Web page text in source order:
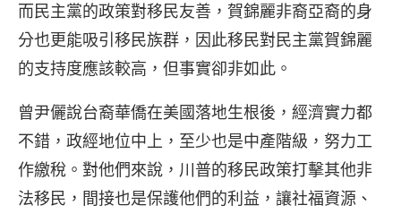
而民主黨的政策對移民友善，賀錦麗非裔亞裔的身
分也更能吸引移民族群，因此移民對民主黨賀錦麗
的支持度應該較高，但事實卻非如此。
曾尹儷說台裔華僑在美國落地生根後，經濟實力都
不錯，政經地位中上，至少也是中產階級，努力工
作繳稅。對他們來說，川普的移民政策打擊其他非
法移民，間接也是保護他們的利益，讓社福資源、